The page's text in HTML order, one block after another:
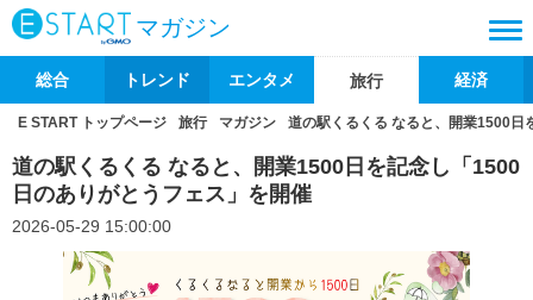
マガジン
総合 トレンド エンタメ 旅行 経済
E START トップページ 旅行 マガジン 道の駅くるくる なると、開業1500日
道の駅くるくる なると、開業1500日を記念し「1500
日のありがとうフェス」を開催
2026-05-29 15:00:00